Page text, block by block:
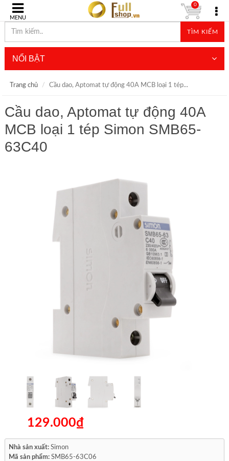
MENU
TÌM KIẾM
0
NỔI BẬT
Trang chủ Cầu dao, Aptomat tự động 40A MCB loại 1 tép...
Cầu dao, Aptomat tự động 40A
MCB loại 1 tép Simon SMB65-
63C40
129.000₫
Nhà sản xuất: Simon
Mã sản phẩm: SMB65-63C06